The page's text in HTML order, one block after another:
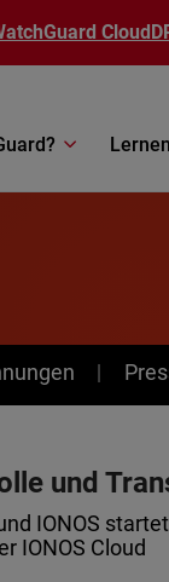
Lernen
und
IONOS
IONOS Cloud